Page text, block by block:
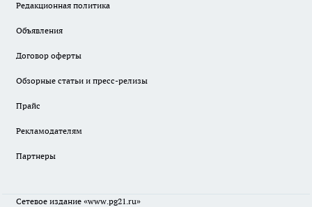
Редакционная политика
Объявления
Договор оферты
Обзорные статьи и пресс-релизы
Прайс
Рекламодателям
Партнеры
Сетевое издание «www.pg21.ru»